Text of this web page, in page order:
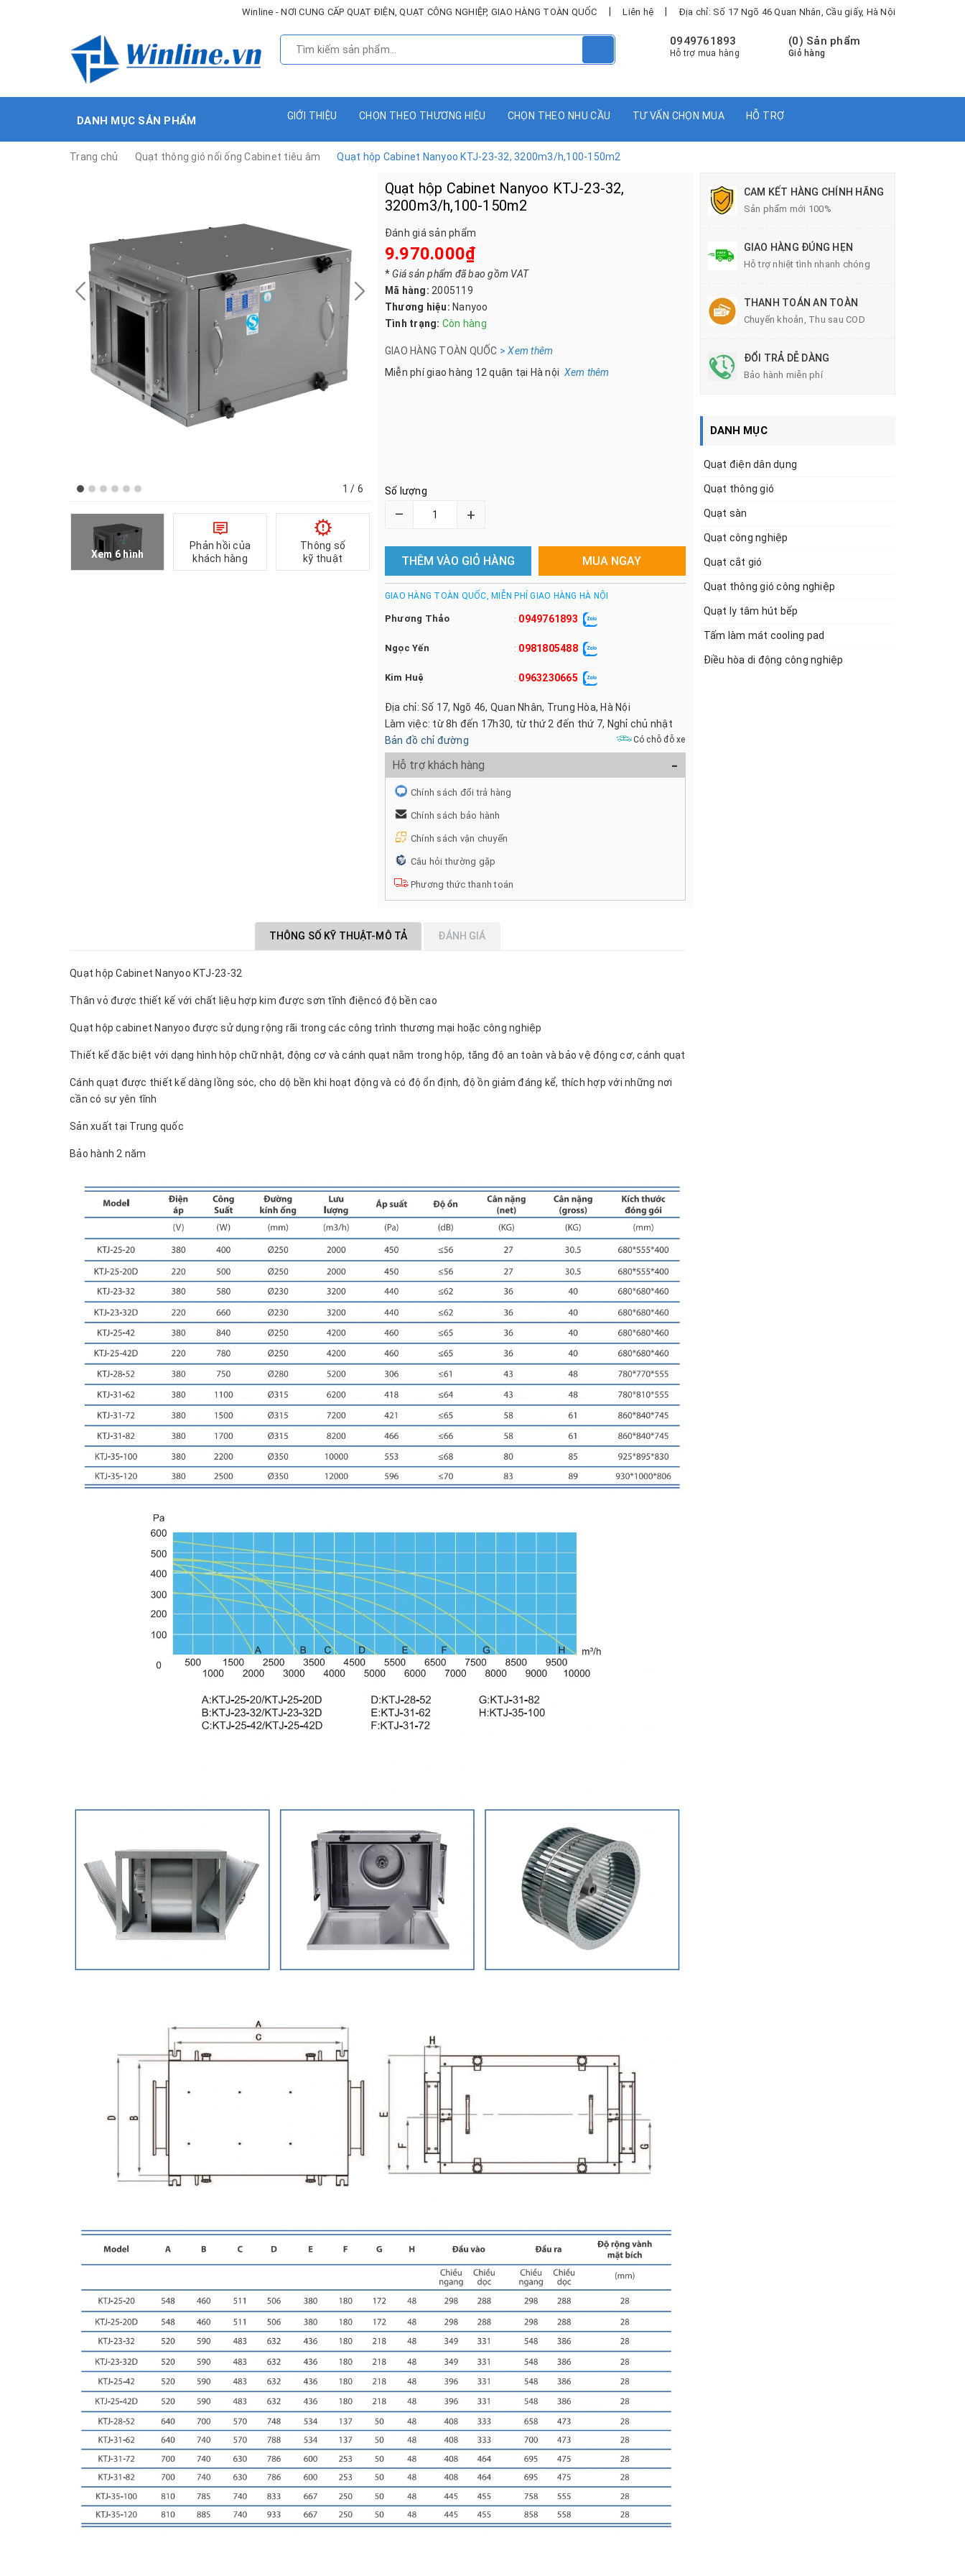
Winline - NƠI CUNG CẤP QUẠT ĐIỆN, QUẠT CÔNG NGHIỆP, GIAO HÀNG TOÀN QUỐC Liên hệ Địa chỉ: Số 17 Ngõ 46 Quan Nhân, Cầu giấy, Hà Nội
(0) Sản phẩm
Giỏ hàng
0949761893
Hỗ trợ mua hàng
DANH MỤC SẢN PHẨM GIỚI THIỆU CHỌN THEO THƯƠNG HIỆU CHỌN THEO NHU CẦU TƯ VẤN CHỌN MUA HỖ TRỢ
Trang chủ Quạt thông gió nối ống Cabinet tiêu âm Quạt hộp Cabinet Nanyoo KTJ-23-32, 3200m3/h,100-150m2
1 / 6
Xem 6 hình
Phản hồi của
khách hàng
Thông số
kỹ thuật
Quạt hộp Cabinet Nanyoo KTJ-23-32,
3200m3/h,100-150m2
Đánh giá sản phẩm
9.970.000₫
*Giá sản phẩm đã bao gồm VAT
Mã hàng: 2005119
Thương hiệu: Nanyoo
Tình trạng: Còn hàng
GIAO HÀNG TOÀN QUỐC > Xem thêm
Miễn phí giao hàng 12 quận tại Hà nội Xem thêm
Số lượng
– +
THÊM VÀO GIỎ HÀNG MUA NGAY
GIAO HÀNG TOÀN QUỐC, MIỄN PHÍ GIAO HÀNG HÀ NỘI
Phương Thảo : 0949761893
Ngọc Yến : 0981805488
Kim Huệ : 0963230665
Địa chỉ: Số 17, Ngõ 46, Quan Nhân, Trung Hòa, Hà Nội
Làm việc: từ 8h đến 17h30, từ thứ 2 đến thứ 7, Nghỉ chủ nhật
Bản đồ chỉ đường
Có chỗ đỗ xe
Hỗ trợ khách hàng -
Chính sách đổi trả hàng
Chính sách bảo hành
Chính sách vận chuyển
Câu hỏi thường gặp
Phương thức thanh toán
THÔNG SỐ KỸ THUẬT-MÔ TẢ ĐÁNH GIÁ
Quạt hộp Cabinet Nanyoo KTJ-23-32
Thân vỏ được thiết kế với chất liệu hợp kim được sơn tĩnh điệncó độ bền cao
Quạt hộp cabinet Nanyoo được sử dụng rộng rãi trong các công trình thương mại hoặc công nghiệp
Thiết kế đặc biệt với dạng hình hộp chữ nhật, động cơ và cánh quạt nằm trong hộp, tăng độ an toàn và bảo vệ động cơ, cánh quạt
Cánh quạt được thiết kế dàng lồng sóc, cho dộ bền khi hoạt động và có độ ổn định, độ ồn giảm đáng kể, thích hợp với những nơi
cần có sự yên tĩnh
Sản xuất tại Trung quốc
Bảo hành 2 năm
CAM KẾT HÀNG CHÍNH HÃNG
Sản phẩm mới 100%
GIAO HÀNG ĐÚNG HẸN
Hỗ trợ nhiệt tình nhanh chóng
THANH TOÁN AN TOÀN
Chuyển khoản, Thu sau COD
ĐỔI TRẢ DỄ DÀNG
Bảo hành miễn phí
DANH MỤC
Quạt điện dân dụng
Quạt thông gió
Quạt sàn
Quạt công nghiệp
Quạt cắt gió
Quạt thông gió công nghiệp
Quạt ly tâm hút bếp
Tấm làm mát cooling pad
Điều hòa di động công nghiệp